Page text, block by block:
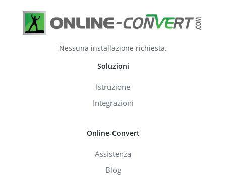
Nessuna installazione richiesta.
Soluzioni
Istruzione
Integrazioni
Online-Convert
Assistenza
Blog